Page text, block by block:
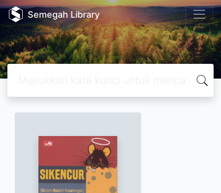
Semegah Library